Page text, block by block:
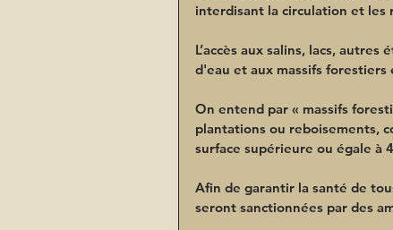
interdisant la circulation et les
L’accès aux salins, lacs,
d'eau et aux massifs
On entend par « massifs
plantations ou reboisements,
surface supérieure ou égale à
Afin de garantir la santé de
seront sanctionnées par des